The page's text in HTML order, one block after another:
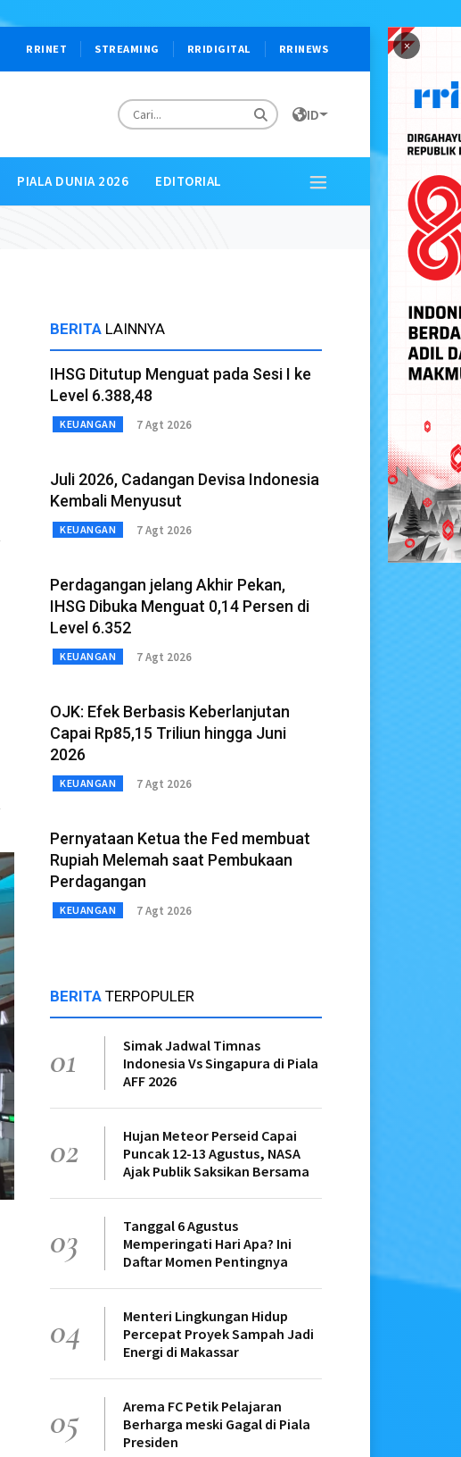
×
RRINET STREAMING RRIDIGITAL RRINEWS
ID
PIALA DUNIA 2026 EDITORIAL
BERITA LAINNYA
IHSG Ditutup Menguat pada Sesi I ke
Level 6.388,48
KEUANGAN 7 Agt 2026
Juli 2026, Cadangan Devisa Indonesia
Kembali Menyusut
KEUANGAN 7 Agt 2026
Perdagangan jelang Akhir Pekan,
IHSG Dibuka Menguat 0,14 Persen di
Level 6.352
KEUANGAN 7 Agt 2026
OJK: Efek Berbasis Keberlanjutan
Capai Rp85,15 Triliun hingga Juni
2026
KEUANGAN 7 Agt 2026
Pernyataan Ketua the Fed membuat
Rupiah Melemah saat Pembukaan
Perdagangan
KEUANGAN 7 Agt 2026
BERITA TERPOPULER
01
Simak Jadwal Timnas
Indonesia Vs Singapura di Piala
AFF 2026
02
Hujan Meteor Perseid Capai
Puncak 12-13 Agustus, NASA
Ajak Publik Saksikan Bersama
03
Tanggal 6 Agustus
Memperingati Hari Apa? Ini
Daftar Momen Pentingnya
04
Menteri Lingkungan Hidup
Percepat Proyek Sampah Jadi
Energi di Makassar
05
Arema FC Petik Pelajaran
Berharga meski Gagal di Piala
Presiden